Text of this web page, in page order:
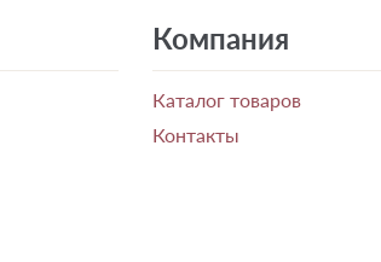
Компания
Каталог товаров
Контакты